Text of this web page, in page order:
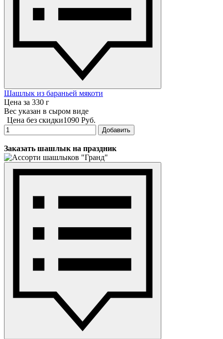
Шашлык из бараньей мякоти
Цена за 330 г
Вес указан в сыром виде
Цена без скидки1090 Руб.
Добавить
Заказать шашлык на праздник